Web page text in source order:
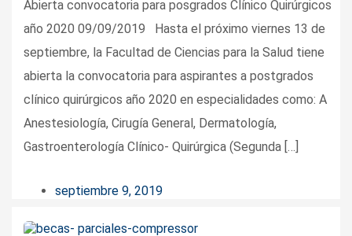
Abierta convocatoria para posgrados Clínico Quirúrgicos
año 2020 09/09/2019 Hasta el próximo viernes 13 de
septiembre, la Facultad de Ciencias para la Salud tiene
abierta la convocatoria para aspirantes a postgrados
clínico quirúrgicos año 2020 en especialidades como: A
Anestesiología, Cirugía General, Dermatología,
Gastroenterología Clínico- Quirúrgica (Segunda […]
septiembre 9, 2019